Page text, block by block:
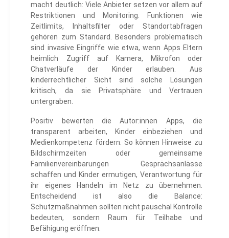
macht deutlich: Viele Anbieter setzen vor allem auf
Restriktionen und Monitoring. Funktionen wie
Zeitlimits, Inhaltsfilter oder Standortabfragen
gehören zum Standard. Besonders problematisch
sind invasive Eingriffe wie etwa, wenn Apps Eltern
heimlich Zugriff auf Kamera, Mikrofon oder
Chatverläufe der Kinder erlauben. Aus
kinderrechtlicher Sicht sind solche Lösungen
kritisch, da sie Privatsphäre und Vertrauen
untergraben.
Positiv bewerten die Autor:innen Apps, die
transparent arbeiten, Kinder einbeziehen und
Medienkompetenz fördern. So können Hinweise zu
Bildschirmzeiten oder gemeinsame
Familienvereinbarungen Gesprächsanlässe
schaffen und Kinder ermutigen, Verantwortung für
ihr eigenes Handeln im Netz zu übernehmen.
Entscheidend ist also die Balance:
Schutzmaßnahmen sollten nicht pauschal Kontrolle
bedeuten, sondern Raum für Teilhabe und
Befähigung eröffnen.